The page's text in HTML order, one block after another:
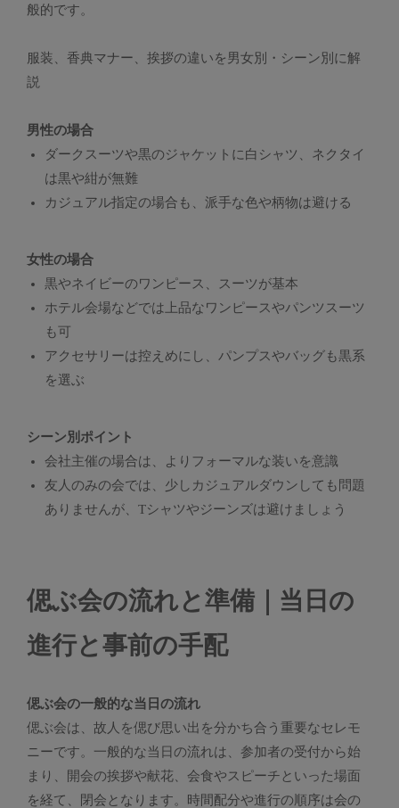
般的です。
服装、香典マナー、挨拶の違いを男女別・シーン別に解
説
男性の場合
ダークスーツや黒のジャケットに白シャツ、ネクタイ
は黒や紺が無難
カジュアル指定の場合も、派手な色や柄物は避ける
女性の場合
黒やネイビーのワンピース、スーツが基本
ホテル会場などでは上品なワンピースやパンツスーツ
も可
アクセサリーは控えめにし、パンプスやバッグも黒系
を選ぶ
シーン別ポイント
会社主催の場合は、よりフォーマルな装いを意識
友人のみの会では、少しカジュアルダウンしても問題
ありませんが、Tシャツやジーンズは避けましょう
偲ぶ会の流れと準備｜当日の
進行と事前の手配
偲ぶ会の一般的な当日の流れ
偲ぶ会は、故人を偲び思い出を分かち合う重要なセレモ
ニーです。一般的な当日の流れは、参加者の受付から始
まり、開会の挨拶や献花、会食やスピーチといった場面
を経て、閉会となります。時間配分や進行の順序は会の